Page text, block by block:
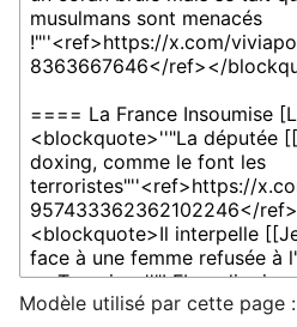
Modèle utilisé par cette page :